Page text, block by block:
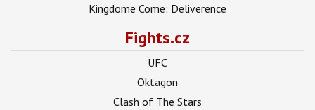
Kingdome Come: Deliverence
Fights.cz
UFC
Oktagon
Clash of The Stars